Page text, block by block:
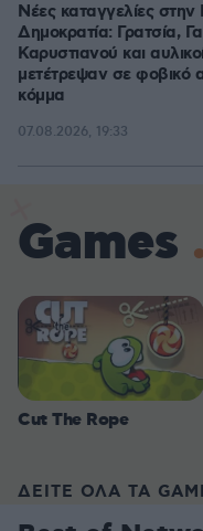
Νέες καταγγελίες στην
Δημοκρατία: Γρατσία,
Καρυστιανού και
μετέτρεψαν σε φοβικό
κόμμα
07.08.2026, 19:33
Games
Cut The Rope
ΔΕΙΤΕ ΟΛΑ ΤΑ